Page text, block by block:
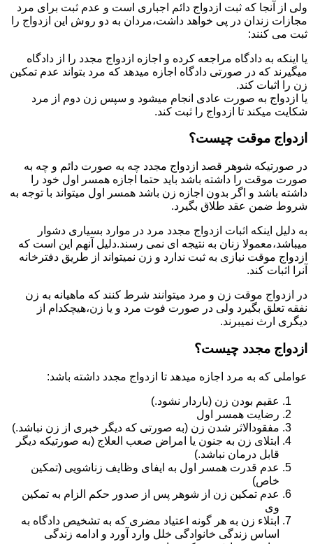
ولی از آنجا که ثبت ازدواج دائم اجباری است و عدم ثبت برای مرد
مجازات زندان در پی خواهد داشت،مردان به دو روش این ازدواج را
ثبت می کنند:
یا اینکه به دادگاه مراجعه کرده و اجازه ازدواج مجدد را از دادگاه
میگیرند که در صورتی دادگاه اجازه میدهد که مرد بتواند عدم تمکین
زن را اثبات کند.
یا ازدواج به صورت عادی انجام میشود و سپس زن دوم از مرد
شکایت میکند تا ازدواج را ثبت کند.
ازدواج موقت چیست؟
در صورتیکه شوهر قصد ازدواج مجدد چه به صورت دائم و چه به
صورت موقت را داشته باشد باید حتما اجازه همسر اول خود را
داشته باشد و اگر بدون اجازه زن باشد همسر اول میتواند با توجه به
شروط ضمن عقد طلاق بگیرد.
به دلیل اینکه اثبات ازدواج مجدد مرد در موارد بسیاری دشوار
میباشد،معمولا زنان به نتیجه ای نمی رسند.دلیل آنهم این است که
ازدواج موقت نیازی به ثبت ندارد و زن نمیتواند از طریق دفترخانه
آنرا اثبات کند.
در ازدواج موقت زن و مرد میتوانند شرط کنند که ماهیانه به زن
نفقه تعلق بگیرد ولی در صورت فوت مرد و یا زن،هیچکدام از
دیگری ارث نمیبرند.
ازدواج مجدد چیست؟
عواملی که به مرد اجازه میدهد تا ازدواج مجدد داشته باشد:
عقیم بودن زن (باردار نشود.)
رضایت همسر اول
مفقودالاثر شدن زن (به صورتی که دیگر خبری از زن نباشد.)
ابتلای زن به جنون یا امراض صعب العلاج (به صورتیکه دیگر
قابل درمان نباشد.)
عدم قدرت همسر اول به ایفای وظایف زناشویی (تمکین
خاص)
عدم تمکین زن از شوهر پس از صدور حکم الزام به تمکین
وی
ابتلاء زن به هر گونه اعتیاد مضری که به تشخیص دادگاه به
اساس زندگی خانوادگی خلل وارد آورد و ادامه زندگی